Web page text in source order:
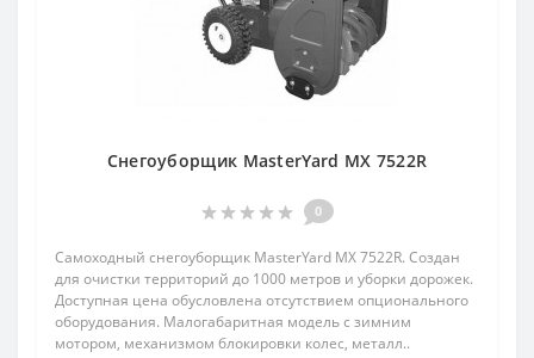
Снегоуборщик MasterYard MX 7522R
0
Самоходный снегоуборщик MasterYard MX 7522R. Создан
для очистки территорий до 1000 метров и уборки дорожек.
Доступная цена обусловлена отсутствием опционального
оборудования. Малогабаритная модель с зимним
мотором, механизмом блокировки колес, металл..